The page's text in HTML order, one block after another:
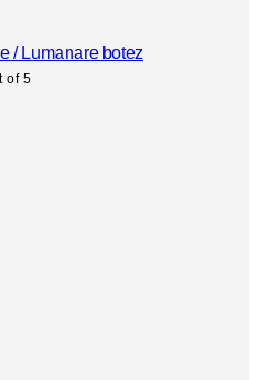
/ Lumanare botez
of 5